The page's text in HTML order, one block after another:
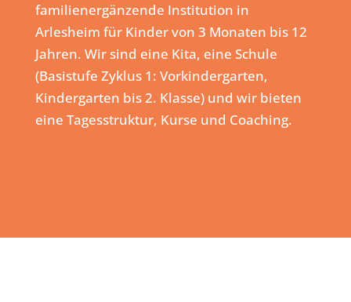
familienergänzende Institution in
Arlesheim für Kinder von 3 Monaten bis 12
Jahren. Wir sind eine Kita, eine Schule
(Basistufe Zyklus 1: Vorkindergarten,
Kindergarten bis 2. Klasse) und wir bieten
eine Tagesstruktur, Kurse und Coaching.